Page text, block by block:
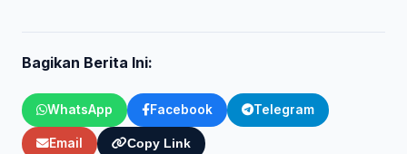
Bagikan Berita Ini:
WhatsApp Facebook Telegram
Email Copy Link